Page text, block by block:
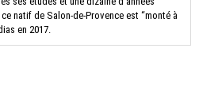
natif de Salon-de-Provence est “monté à
en 2017.